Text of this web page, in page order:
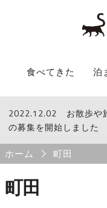
STROLL Menu
食べてきた 泊
STROLLからのお知ら
2022.12.02
お散歩や
の募集を開始しました
Breadcrumb
ホーム 町田
町田